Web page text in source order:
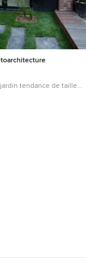
tendance de taille